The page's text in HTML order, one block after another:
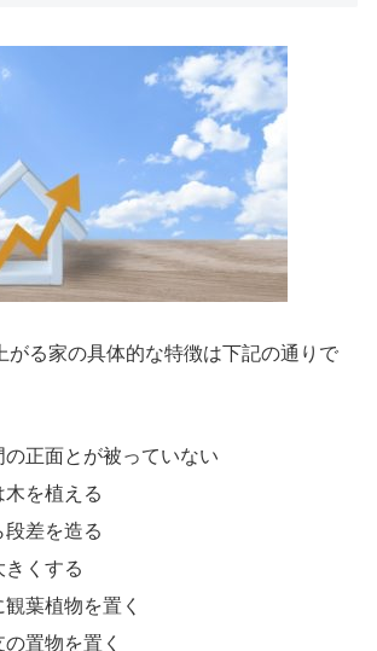
がる家の具体的な特徴は下記の通りで
正面とが被っていない
木を植える
差を造る
くする
葉植物を置く
置物を置く